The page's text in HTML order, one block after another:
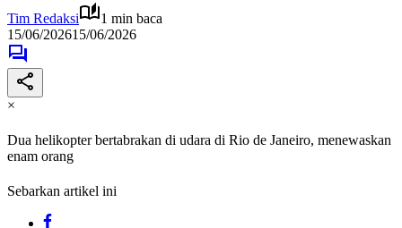
Tim Redaksi
1 min baca
15/06/202615/06/2026
×
Dua helikopter bertabrakan di udara di Rio de Janeiro, menewaskan
enam orang
Sebarkan artikel ini